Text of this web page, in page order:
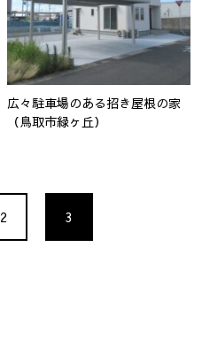
広々駐車場のある招き屋根の家
（鳥取市緑ヶ丘）
2 3